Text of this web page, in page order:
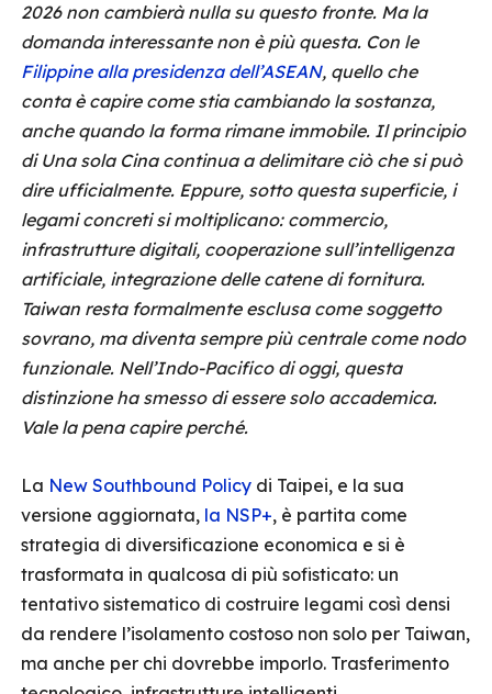
2026 non cambierà nulla su questo fronte. Ma la
domanda interessante non è più questa. Con le
Filippine alla presidenza dell’ASEAN, quello che
conta è capire come stia cambiando la sostanza,
anche quando la forma rimane immobile. Il principio
di Una sola Cina continua a delimitare ciò che si può
dire ufficialmente. Eppure, sotto questa superficie, i
legami concreti si moltiplicano: commercio,
infrastrutture digitali, cooperazione sull’intelligenza
artificiale, integrazione delle catene di fornitura.
Taiwan resta formalmente esclusa come soggetto
sovrano, ma diventa sempre più centrale come nodo
funzionale. Nell’Indo-Pacifico di oggi, questa
distinzione ha smesso di essere solo accademica.
Vale la pena capire perché.
La New Southbound Policy di Taipei, e la sua
versione aggiornata, la NSP+, è partita come
strategia di diversificazione economica e si è
trasformata in qualcosa di più sofisticato: un
tentativo sistematico di costruire legami così densi
da rendere l’isolamento costoso non solo per Taiwan,
ma anche per chi dovrebbe imporlo. Trasferimento